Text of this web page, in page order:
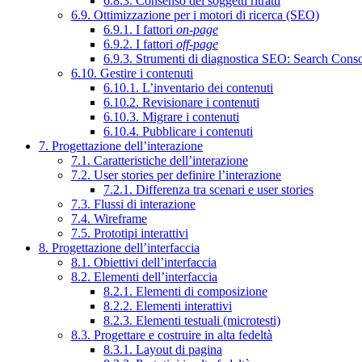
6.9. Ottimizzazione per i motori di ricerca (SEO)
6.9.1. I fattori on-page
6.9.2. I fattori off-page
6.9.3. Strumenti di diagnostica SEO: Search
6.10. Gestire i contenuti
6.10.1. L’inventario dei contenuti
6.10.2. Revisionare i contenuti
6.10.3. Migrare i contenuti
6.10.4. Pubblicare i contenuti
7. Progettazione dell’interazione
7.1. Caratteristiche dell’interazione
7.2. User stories per definire l’interazione
7.2.1. Differenza tra scenari e user stories
7.3. Flussi di interazione
7.4. Wireframe
7.5. Prototipi interattivi
8. Progettazione dell’interfaccia
8.1. Obiettivi dell’interfaccia
8.2. Elementi dell’interfaccia
8.2.1. Elementi di composizione
8.2.2. Elementi interattivi
8.2.3. Elementi testuali (microtesti)
8.3. Progettare e costruire in alta fedeltà
8.3.1. Layout di pagina